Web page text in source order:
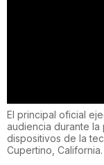
El principal oficial
audiencia durante la
dispositivos de la
Cupertino, California.